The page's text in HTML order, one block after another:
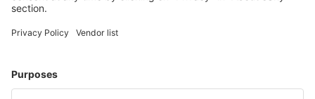
Unterkunft in Dalaman Unterkunft in Bandirma